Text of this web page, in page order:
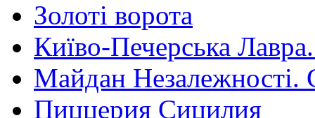
Золоті ворота
Київо-Печерська
Майдан Незалежності.
Пиццерия Сицилия